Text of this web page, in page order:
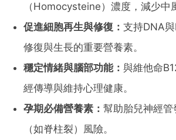
（Homocysteine）濃度，減少中
促進細胞再生與修復： 支持DNA
修復與生長的重要營養素。
穩定情緒與腦部功能： 與維他命
經傳導與維持心理健康。
孕期必備營養素： 幫助胎兒神經
（如脊柱裂）風險。